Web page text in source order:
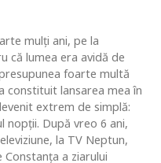
mulţi ani, pe la
că lumea era avidă de
foarte multă
constituit lansarea mea în
extrem de simplă:
nopţii. După vreo 6 ani,
la TV Neptun,
a ziarului